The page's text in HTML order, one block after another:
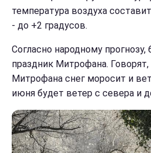
температура воздуха
- до +2 градусов.
Согласно народному
праздник Митрофана. Говорят,
Митрофана снег моросит и
июня будет ветер с севера и